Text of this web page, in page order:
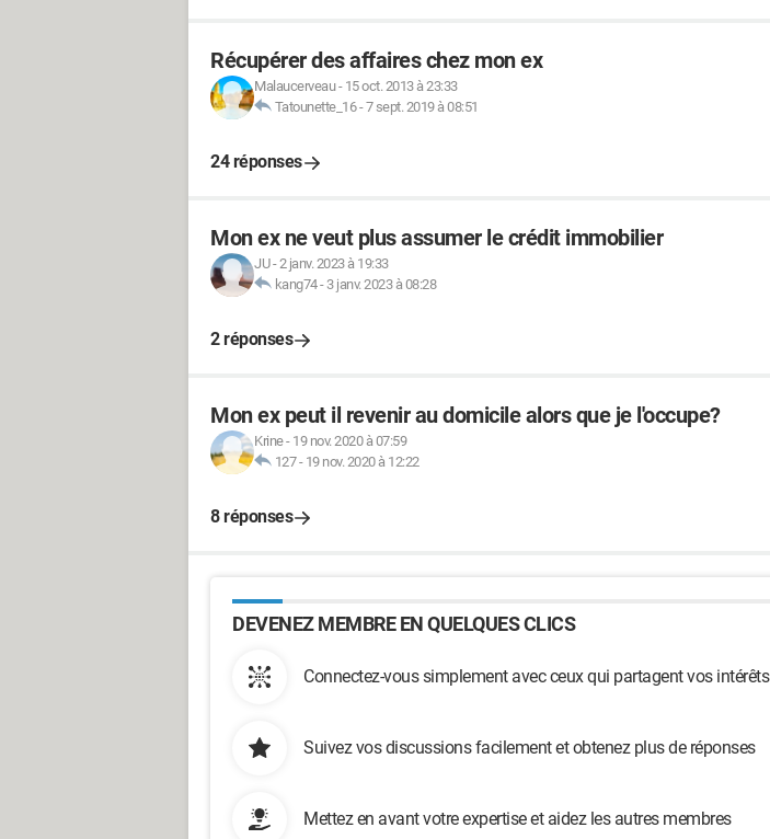
Récupérer des affaires chez mon ex
Malaucerveau- 15 oct. 2013 à 23:33
Tatounette_16-7 sept. 2019 à 08:51
24 réponses
Mon ex ne veut plus assumer le crédit immobilier
JU-2 janv. 2023 à 19:33
kang74- 3 janv. 2023 à 08:28
2 réponses
Mon ex peut il revenir au domicile alors que je l'occupe?
Krine- 19 nov. 2020 à 07:59
127- 19 nov. 2020 à 12:22
8 réponses
DEVENEZ MEMBRE EN QUELQUES CLICS
Connectez-vous simplement avec ceux qui partagent vos intérêts
Suivez vos discussions facilement et obtenez plus de réponses
Mettez en avant votre expertise et aidez les autres membres